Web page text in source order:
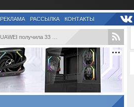
РЕКЛАМА РАССЫЛКА КОНТАКТЫ
получила 33 награды Media Awards ...